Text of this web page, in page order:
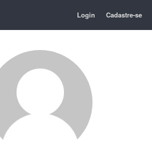
Login Cadastre-se